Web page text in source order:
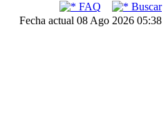
FAQ
Buscar
Fecha actual 08 Ago 2026 05:38